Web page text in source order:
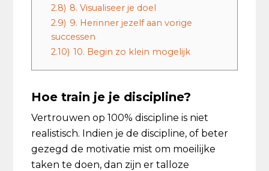
2.8) 8. Visualiseer je doel
2.9) 9. Herinner jezelf aan vorige
successen
2.10) 10. Begin zo klein mogelijk
Hoe train je je discipline?
Vertrouwen op 100% discipline is niet
realistisch. Indien je de discipline, of beter
gezegd de motivatie mist om moeilijke
taken te doen, dan zijn er talloze